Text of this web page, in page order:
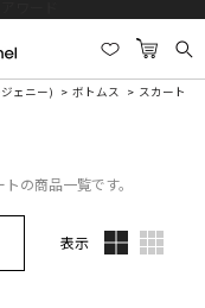
ェニー) ボトムス スカート
の商品一覧です。
表示